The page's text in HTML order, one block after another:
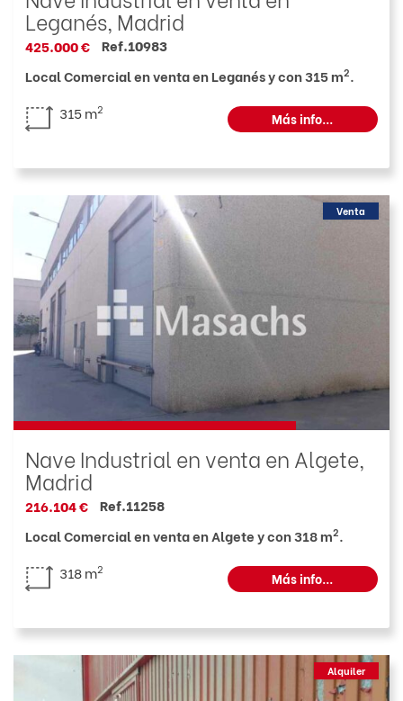
Leganés, Madrid
Ref.10983
425.000 €
Local Comercial en venta en Leganés y con 315 m2.
315 m2 Más info...
Venta
Nave Industrial en venta en Algete,
Madrid
Ref.11258
216.104 €
Local Comercial en venta en Algete y con 318 m2.
318 m2 Más info...
Alquiler